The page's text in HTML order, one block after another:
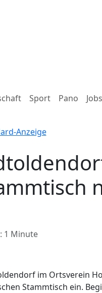
Sport Pano Jobs
1 Minute
im Ortsverein
Stammtisch ein.